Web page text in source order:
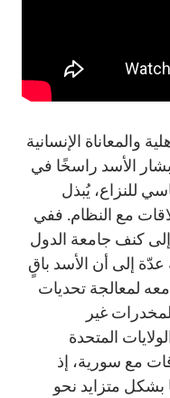
والمعاناة الإنسانية
الأسد راسخًا في
للنزاع، يُبذل
مع النظام. ففي
كنف جامعة الدول
إلى أن الأسد باقٍ
معه لمعالجة تحديات
غير
المتحدة
مع سورية، إذ
بشكل متزايد نحو